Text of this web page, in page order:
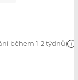
během 1-2 týdnů)